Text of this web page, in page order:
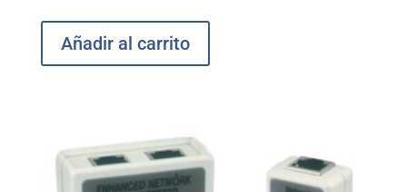
Añadir al carrito